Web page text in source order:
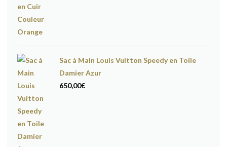
Sac à Main Louis Vuitton Speedy en Toile
Damier Azur
650,00€